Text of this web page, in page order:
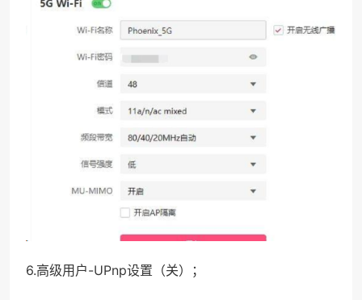
6.高级用户-UPnp设置（关）；